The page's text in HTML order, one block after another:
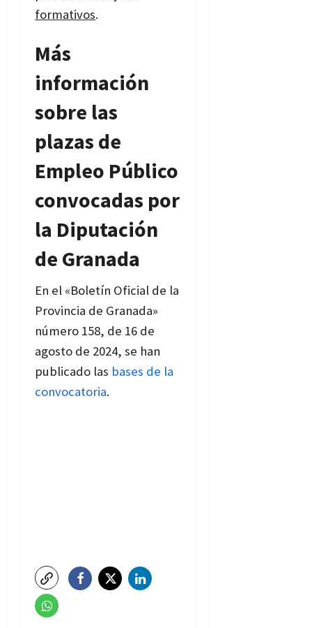
formativos.
Más
información
sobre las
plazas de
Empleo Público
convocadas por
la Diputación
de Granada
En el «Boletín Oficial de la
Provincia de Granada»
número 158, de 16 de
agosto de 2024, se han
publicado las bases de la
convocatoria.